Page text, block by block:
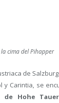
la cima del Pihapper
de
y Carintia, se
de Hohe